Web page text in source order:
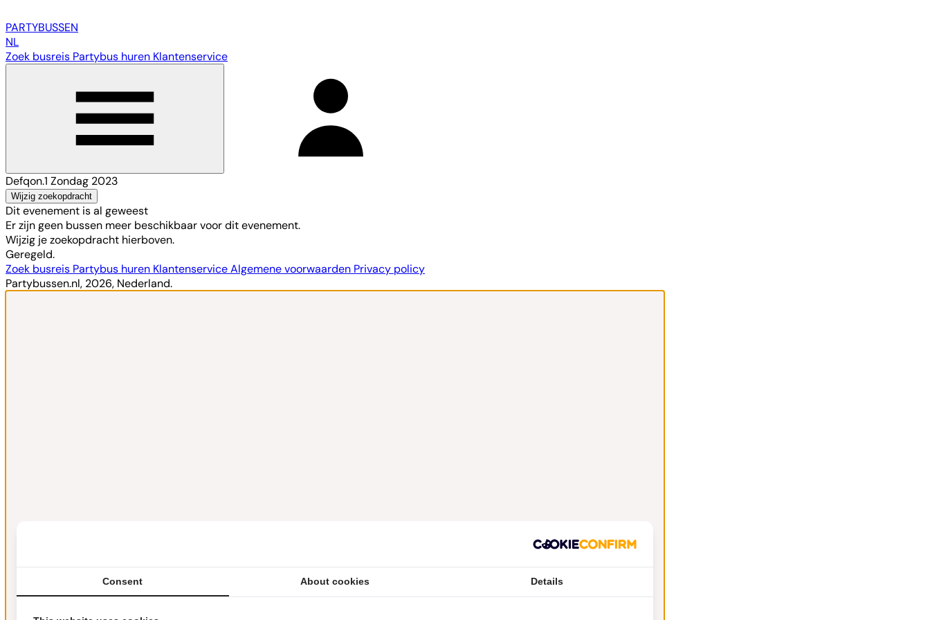
PARTYBUSSEN
NL
Zoek busreis Partybus huren Klantenservice
Defqon.1 Zondag 2023
Wijzig zoekopdracht
Dit evenement is al geweest
Er zijn geen bussen meer beschikbaar voor dit evenement.
Wijzig je zoekopdracht hierboven.
Geregeld.
Zoek busreis Partybus huren KlantenserviceAlgemene voorwaarden Privacy policy
Partybussen.nl, 2026, Nederland.
Consent About cookies Details